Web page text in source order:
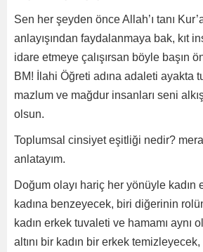
Sen her şeyden önce Allah’ı tanı
anlayışından faydalanmaya bak, kıt
idare etmeye çalışırsan böyle başın
BM! İlahi Öğreti adına adaleti ayakta
mazlum ve mağdur insanları seni
olsun.
Toplumsal cinsiyet eşitliği nedir?
anlatayım.
Doğum olayı hariç her yönüyle kadın
kadına benzeyecek, biri diğerinin
kadın erkek tuvaleti ve hamamı aynı
altını bir kadın bir erkek